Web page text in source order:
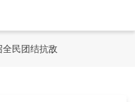
时快报
民团结抗敌